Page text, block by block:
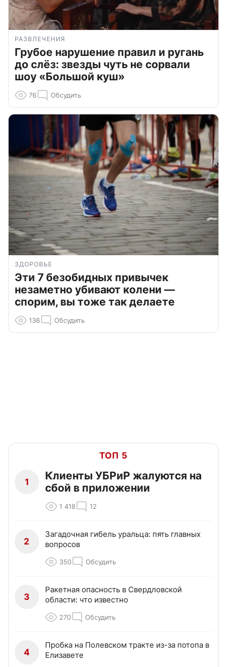
РАЗВЛЕЧЕНИЯ
Грубое нарушение правил и ругань
до слёз: звезды чуть не сорвали
шоу «Большой куш»
76 Обсудить
ЗДОРОВЬЕ
Эти 7 безобидных привычек
незаметно убивают колени —
спорим, вы тоже так делаете
136 Обсудить
ТОП 5
1
Клиенты УБРиР жалуются на
сбой в приложении
1 418 12
2
Загадочная гибель уральца: пять главных
вопросов
350 Обсудить
3
Ракетная опасность в Свердловской
области: что известно
270 Обсудить
4
Пробка на Полевском тракте из-за потопа в
Елизавете